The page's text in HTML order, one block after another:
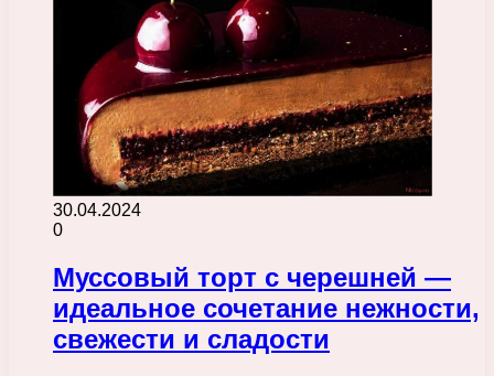
30.04.2024
0
Муссовый торт с черешней —
идеальное сочетание нежности,
свежести и сладости